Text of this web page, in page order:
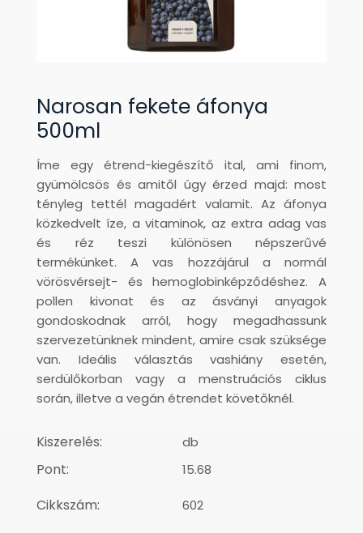
Narosan fekete áfonya
500ml
Íme egy étrend-kiegészítő ital, ami finom,
gyümölcsös és amitől úgy érzed majd: most
tényleg tettél magadért valamit. Az áfonya
közkedvelt íze, a vitaminok, az extra adag vas
és réz teszi különösen népszerűvé
termékünket. A vas hozzájárul a normál
vörösvérsejt- és hemoglobinképződéshez. A
pollen kivonat és az ásványi anyagok
gondoskodnak arról, hogy megadhassunk
szervezetünknek mindent, amire csak szüksége
van. Ideális választás vashiány esetén,
serdülőkorban vagy a menstruációs ciklus
során, illetve a vegán étrendet követőknél.
Kiszerelés: db
Pont: 15.68
Cikkszám: 602